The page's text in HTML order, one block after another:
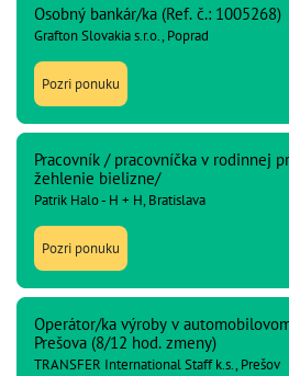
Osobný bankár/ka (Ref. č.: 1005268)
Grafton Slovakia s.r.o., Poprad
Pozri ponuku
Pracovník / pracovníčka v rodinnej
žehlenie bielizne/
Patrik Halo - H + H, Bratislava
Pozri ponuku
Operátor/ka výroby v
Prešova (8/12 hod. zmeny)
TRANSFER International Staff k.s., Prešov